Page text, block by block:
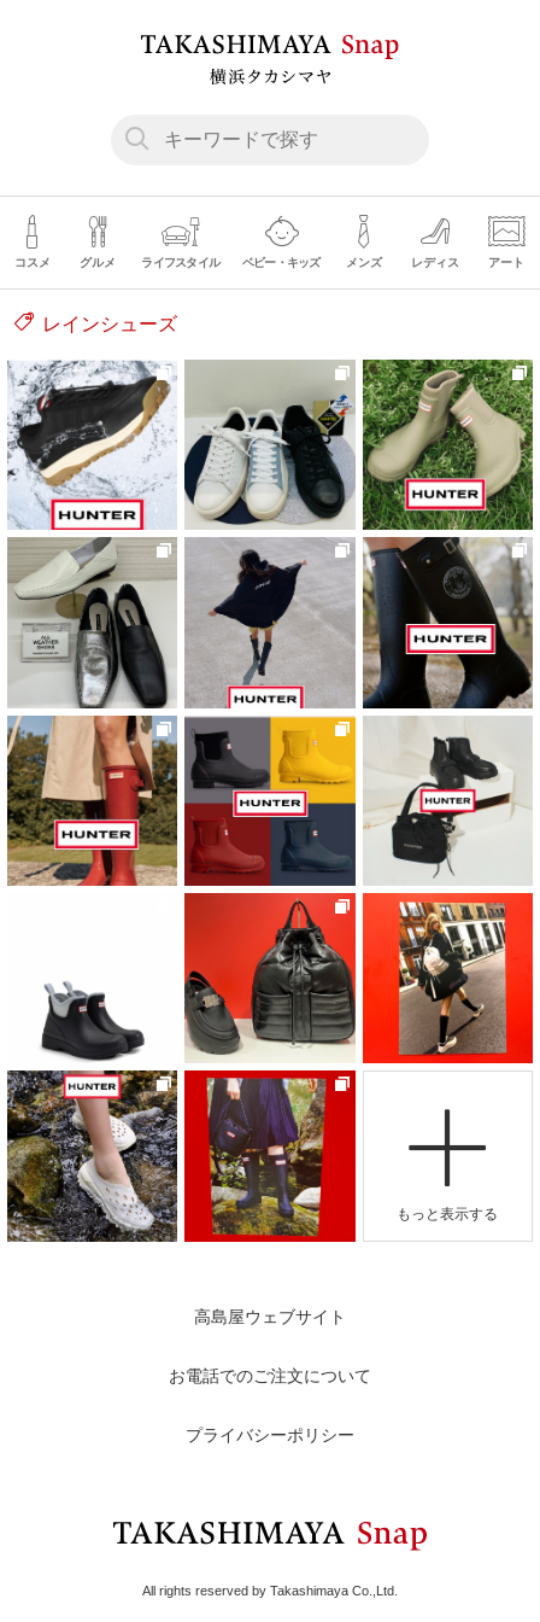
コスメ グルメ ライフスタイル ベビー・キッズ メンズ レディス アート
レインシューズ
高島屋ウェブサイト
お電話でのご注文について
プライバシーポリシー
All rights reserved by Takashimaya Co.,Ltd.